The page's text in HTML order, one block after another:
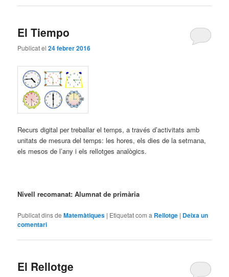
El Tiempo
Publicat el24 febrer 2016
Recurs digital per treballar el temps, a través d’activitats amb
unitats de mesura del temps: les hores, els dies de la setmana,
els mesos de l’any i els rellotges analògics.
Nivell recomanat: Alumnat de primària
Publicat dins de Matemàtiques | Etiquetat com a Rellotge | Deixa un
comentari
El Rellotge